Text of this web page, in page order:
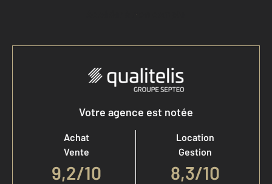
Accéder à mon compte
Votre agence est notée
Achat
Vente
9,2/10
Location
Gestion
8,3/10